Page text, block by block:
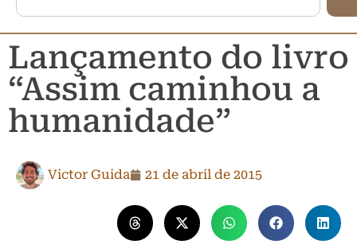
Lançamento do livro
“Assim caminhou a
humanidade”
Victor Guida 21 de abril de 2015